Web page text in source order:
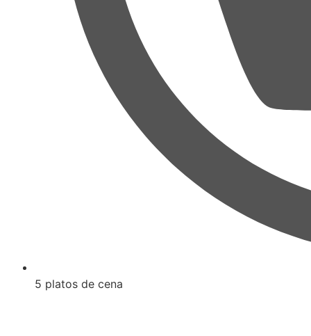
5 platos de cena